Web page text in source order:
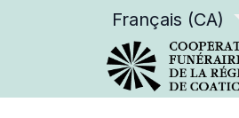
Français (CA)